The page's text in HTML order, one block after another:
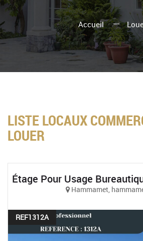
Accueil
LISTE LOCAUX
LOUER
Hammamet,
REF1312A